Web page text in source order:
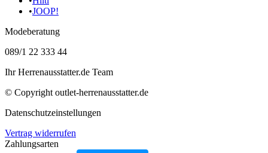
•JOOP!
Modeberatung
089/1 22 333 44
Ihr Herrenausstatter.de Team
© Copyright outlet-herrenausstatter.de
Datenschutzeinstellungen
Vertrag widerrufen
Zahlungsarten